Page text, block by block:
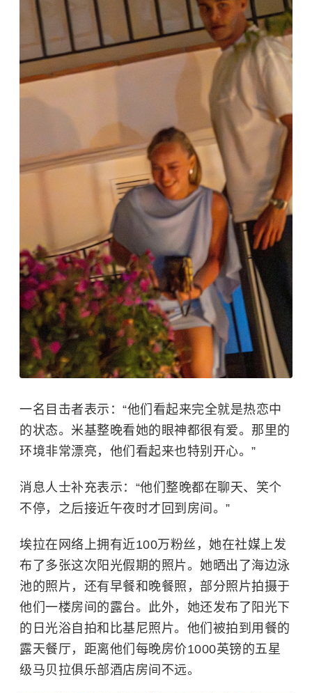
一名目击者表示：“他们看起来完全就是热恋中
的状态。米基整晚看她的眼神都很有爱。那里的
环境非常漂亮，他们看起来也特别开心。”
消息人士补充表示：“他们整晚都在聊天、笑个
不停，之后接近午夜时才回到房间。”
埃拉在网络上拥有近100万粉丝，她在社媒上发
布了多张这次阳光假期的照片。她晒出了海边泳
池的照片，还有早餐和晚餐照，部分照片拍摄于
他们一楼房间的露台。此外，她还发布了阳光下
的日光浴自拍和比基尼照片。他们被拍到用餐的
露天餐厅，距离他们每晚房价1000英镑的五星
级马贝拉俱乐部酒店房间不远。